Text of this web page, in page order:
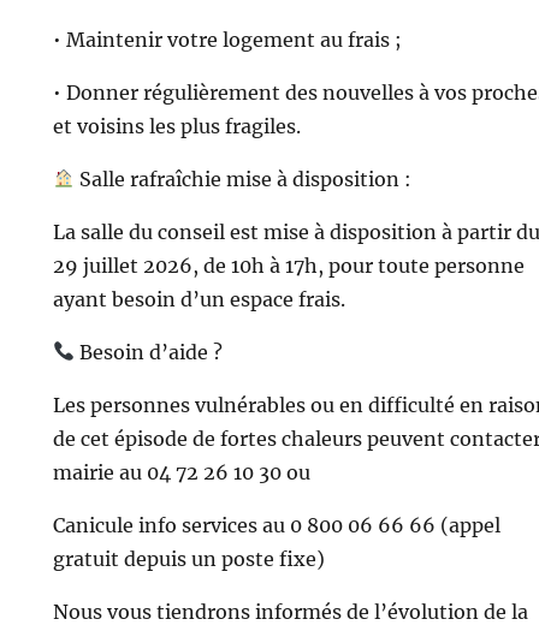
• Maintenir votre logement au frais ;
• Donner régulièrement des nouvelles à vos
et voisins les plus fragiles.
Salle rafraîchie mise à disposition :
La salle du conseil est mise à disposition à partir du
29 juillet 2026, de 10h à 17h, pour toute personne
ayant besoin d’un espace frais.
Besoin d’aide ?
Les personnes vulnérables ou en difficulté en
de cet épisode de fortes chaleurs peuvent
mairie au 04 72 26 10 30 ou
Canicule info services au 0 800 06 66 66 (appel
gratuit depuis un poste fixe)
Nous vous tiendrons informés de l’évolution de la